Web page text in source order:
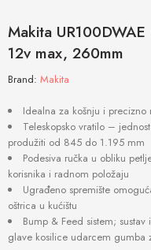
Makita
12v max, 260mm
Brand: Makita
Idealna za košnju i precizno
Teleskopsko vratilo –
produžiti od 845 do 1.195 mm
Podesiva ručka u obliku
korisnika i radnom položaju
Ugrađeno spremište
oštrica u kućištu
Bump & Feed sistem;
glave kosilice udarcem gumba